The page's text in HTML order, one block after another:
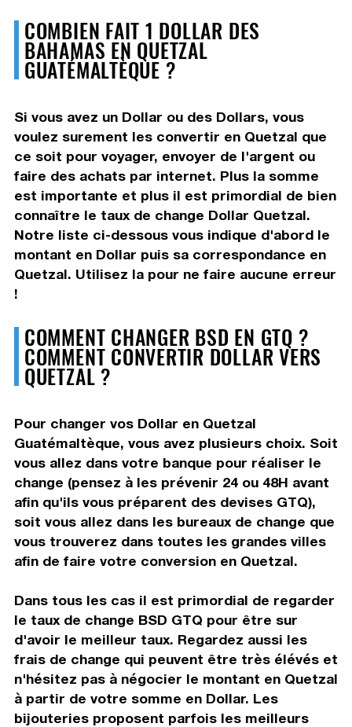
COMBIEN FAIT 1 DOLLAR DES
BAHAMAS EN QUETZAL
GUATÉMALTÈQUE ?
Si vous avez un Dollar ou des Dollars, vous
voulez surement les convertir en Quetzal que
ce soit pour voyager, envoyer de l'argent ou
faire des achats par internet. Plus la somme
est importante et plus il est primordial de bien
connaître le taux de change Dollar Quetzal.
Notre liste ci-dessous vous indique d'abord le
montant en Dollar puis sa correspondance en
Quetzal. Utilisez la pour ne faire aucune erreur
!
COMMENT CHANGER BSD EN GTQ ?
COMMENT CONVERTIR DOLLAR VERS
QUETZAL ?
Pour changer vos Dollar en Quetzal
Guatémaltèque, vous avez plusieurs choix. Soit
vous allez dans votre banque pour réaliser le
change (pensez à les prévenir 24 ou 48H avant
afin qu'ils vous préparent des devises GTQ),
soit vous allez dans les bureaux de change que
vous trouverez dans toutes les grandes villes
afin de faire votre conversion en Quetzal.
Dans tous les cas il est primordial de regarder
le taux de change BSD GTQ pour être sur
d'avoir le meilleur taux. Regardez aussi les
frais de change qui peuvent être très élévés et
n'hésitez pas à négocier le montant en Quetzal
à partir de votre somme en Dollar. Les
bijouteries proposent parfois les meilleurs